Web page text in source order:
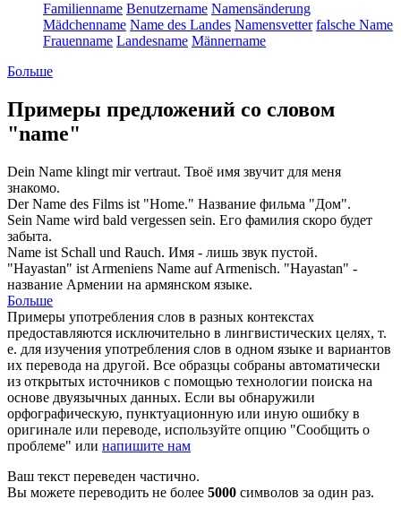
Familienname Benutzername Namensänderung
Mädchenname Name des Landes Namensvetter falsche Name
Frauenname Landesname Männername
Больше
Примеры предложений со словом
"name"
Dein Name klingt mir vertraut. Твоё имя звучит для меня
знакомо.
DerName des Films ist "Home." Название фильма "Дом".
Sein Name wird bald vergessen sein. Его фамилия скоро будет
забыта.
Name ist Schall und Rauch. Имя - лишь звук пустой.
"Hayastan" ist Armeniens Name auf Armenisch. "Hayastan" -
название Армении на армянском языке.
Больше
Примеры употребления слов в разных контекстах
предоставляются исключительно в лингвистических целях, т.
е. для изучения употребления слов в одном языке и вариантов
их перевода на другой. Все образцы собраны автоматически
из открытых источников с помощью технологии поиска на
основе двуязычных данных. Если вы обнаружили
орфографическую, пунктуационную или иную ошибку в
оригинале или переводе, используйте опцию "Сообщить о
проблеме" или напишите нам
Ваш текст переведен частично.
Вы можете переводить не более 5000 символов за один раз.